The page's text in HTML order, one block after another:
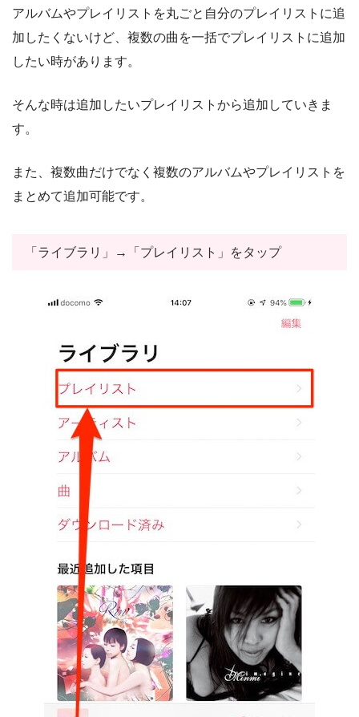
アルバムやプレイリストを丸ごと自分のプレイリストに追
加したくないけど、複数の曲を一括でプレイリストに追加
したい時があります。
そんな時は追加したいプレイリストから追加していきま
す。
また、複数曲だけでなく複数のアルバムやプレイリストを
まとめて追加可能です。
「ライブラリ」→「プレイリスト」をタップ